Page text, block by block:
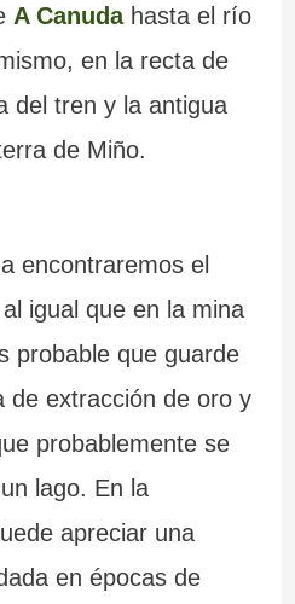
A Canudahasta el río
en la recta de
del tren y la antigua
de Miño.
encontraremos el
igual que en la mina
probable que guarde
de extracción de oro y
probablemente se
lago. En la
apreciar una
en épocas de